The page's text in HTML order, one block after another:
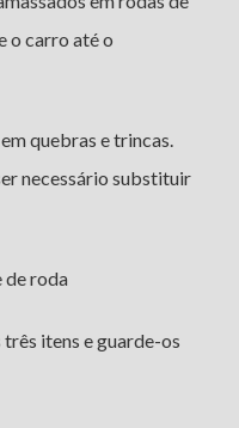
o carro até o
quebras e trincas.
necessário substituir
de roda
itens e guarde-os